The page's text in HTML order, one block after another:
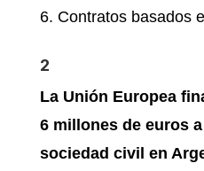
Contratos basados
2
La Unión Europea
6 millones de euros
sociedad civil en